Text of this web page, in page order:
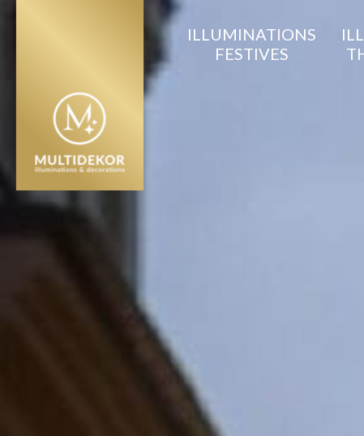
ILLUMINATIONS
FESTIVES